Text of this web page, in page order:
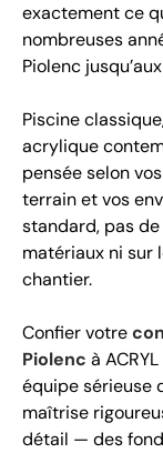
exactement ce
nombreuses
Piolenc
Piscine
acrylique
pensée selon
terrain et vos
standard, pas
matériaux ni sur
chantier.
Confier votre
Piolenc à
équipe sérieuse
maîtrise
détail — des